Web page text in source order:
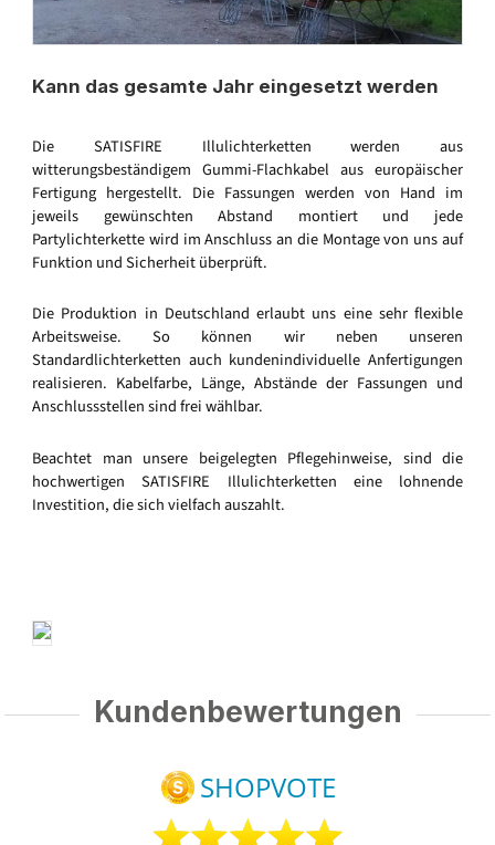
Kann das gesamte Jahr eingesetzt werden
Die SATISFIRE Illulichterketten werden aus
witterungsbeständigem Gummi-Flachkabel aus europäischer
Fertigung hergestellt. Die Fassungen werden von Hand im
jeweils gewünschten Abstand montiert und jede
Partylichterkette wird im Anschluss an die Montage von uns auf
Funktion und Sicherheit überprüft.
Die Produktion in Deutschland erlaubt uns eine sehr flexible
Arbeitsweise. So können wir neben unseren
Standardlichterketten auch kundenindividuelle Anfertigungen
realisieren. Kabelfarbe, Länge, Abstände der Fassungen und
Anschlussstellen sind frei wählbar.
Beachtet man unsere beigelegten Pflegehinweise, sind die
hochwertigen SATISFIRE Illulichterketten eine lohnende
Investition, die sich vielfach auszahlt.
Kundenbewertungen